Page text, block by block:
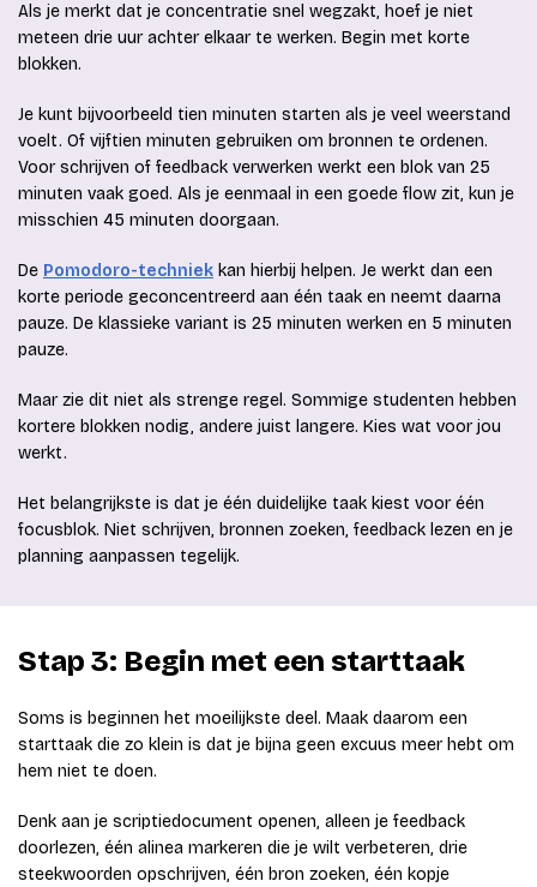
Als je merkt dat je concentratie snel wegzakt, hoef je niet
meteen drie uur achter elkaar te werken. Begin met korte
blokken.
Je kunt bijvoorbeeld tien minuten starten als je veel weerstand
voelt. Of vijftien minuten gebruiken om bronnen te ordenen.
Voor schrijven of feedback verwerken werkt een blok van 25
minuten vaak goed. Als je eenmaal in een goede flow zit, kun je
misschien 45 minuten doorgaan.
De Pomodoro-techniek kan hierbij helpen. Je werkt dan een
korte periode geconcentreerd aan één taak en neemt daarna
pauze. De klassieke variant is 25 minuten werken en 5 minuten
pauze.
Maar zie dit niet als strenge regel. Sommige studenten hebben
kortere blokken nodig, andere juist langere. Kies wat voor jou
werkt.
Het belangrijkste is dat je één duidelijke taak kiest voor één
focusblok. Niet schrijven, bronnen zoeken, feedback lezen en je
planning aanpassen tegelijk.
Stap 3: Begin met een starttaak
Soms is beginnen het moeilijkste deel. Maak daarom een
starttaak die zo klein is dat je bijna geen excuus meer hebt om
hem niet te doen.
Denk aan je scriptiedocument openen, alleen je feedback
doorlezen, één alinea markeren die je wilt verbeteren, drie
steekwoorden opschrijven, één bron zoeken, één kopje